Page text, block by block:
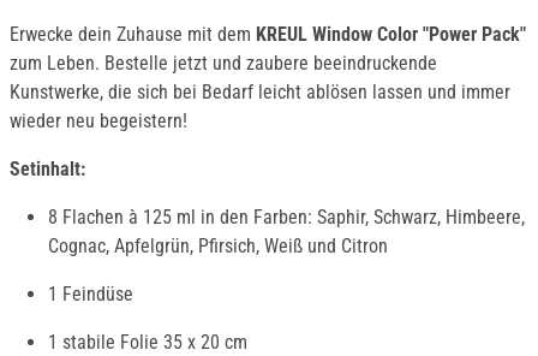
Erwecke dein Zuhause mit dem KREUL Window Color "Power Pack"
zum Leben. Bestelle jetzt und zaubere beeindruckende
Kunstwerke, die sich bei Bedarf leicht ablösen lassen und immer
wieder neu begeistern!
Setinhalt:
8 Flachen à 125 ml in den Farben: Saphir, Schwarz, Himbeere,
Cognac, Apfelgrün, Pfirsich, Weiß und Citron
1 Feindüse
1 stabile Folie 35 x 20 cm